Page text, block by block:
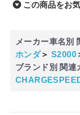
この商品をお
メーカー車名別
ホンダ＞ S2000
ブランド別 関連